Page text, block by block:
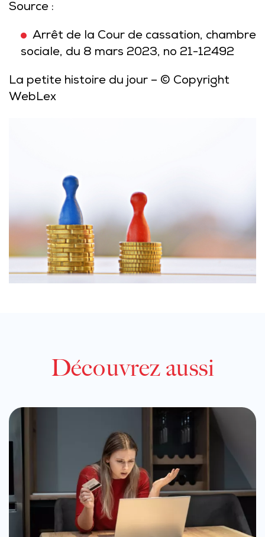
Source :
Arrêt de la Cour de cassation, chambre
sociale, du 8 mars 2023, no 21-12492
La petite histoire du jour – © Copyright
WebLex
Découvrez aussi